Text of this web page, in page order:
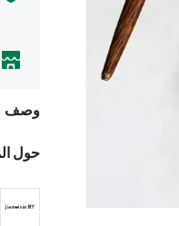
وصف
حول